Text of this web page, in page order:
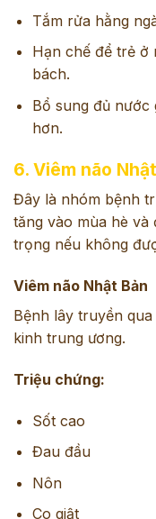
Tắm rửa hằng
Hạn chế để trẻ ở
bách.
Bổ sung đủ nước
hơn.
6. Viêm não
Đây là nhóm bệnh
tăng vào mùa hè và
trọng nếu không
Viêm não Nhật Bản
Bệnh lây truyền
kinh trung ương.
Triệu chứng:
Sốt cao
Đau đầu
Nôn
Co giật